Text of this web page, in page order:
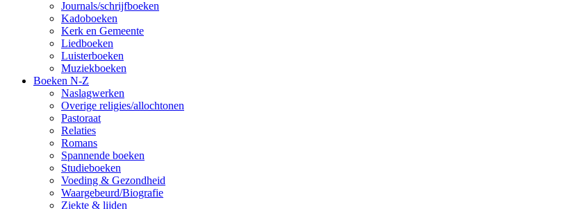
Journals/schrijfboeken
Kadoboeken
Kerk en Gemeente
Liedboeken
Luisterboeken
Muziekboeken
Boeken N-Z
Naslagwerken
Overige religies/allochtonen
Pastoraat
Relaties
Romans
Spannende boeken
Studieboeken
Voeding & Gezondheid
Waargebeurd/Biografie
Ziekte & lijden